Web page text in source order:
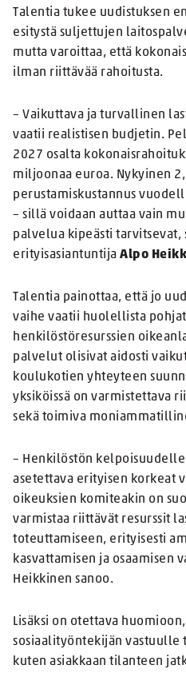
Talentia tukee uudistuksen
esitystä suljettujen
mutta varoittaa, että
ilman riittävää rahoitusta.
– Vaikuttava ja turvallinen
vaatii realistisen budjetin.
2027 osalta
miljoonaa euroa. Nykyinen
perustamiskustannus
– sillä voidaan auttaa vain
palvelua kipeästi tarvitsevat,
erityisasiantuntija Alpo
Talentia painottaa, että jo
vaihe vaatii huolellista
henkilöstöresurssien
palvelut olisivat aidosti
koulukotien yhteyteen
yksiköissä on varmistettava
sekä toimiva
– Henkilöstön
asetettava erityisen korkeat
oikeuksien komiteakin on
varmistaa riittävät resurssit
toteuttamiseen, erityisesti
kasvattamisen ja osaamisen
Heikkinen sanoo.
Lisäksi on otettava
sosiaalityöntekijän vastuulle
kuten asiakkaan tilanteen